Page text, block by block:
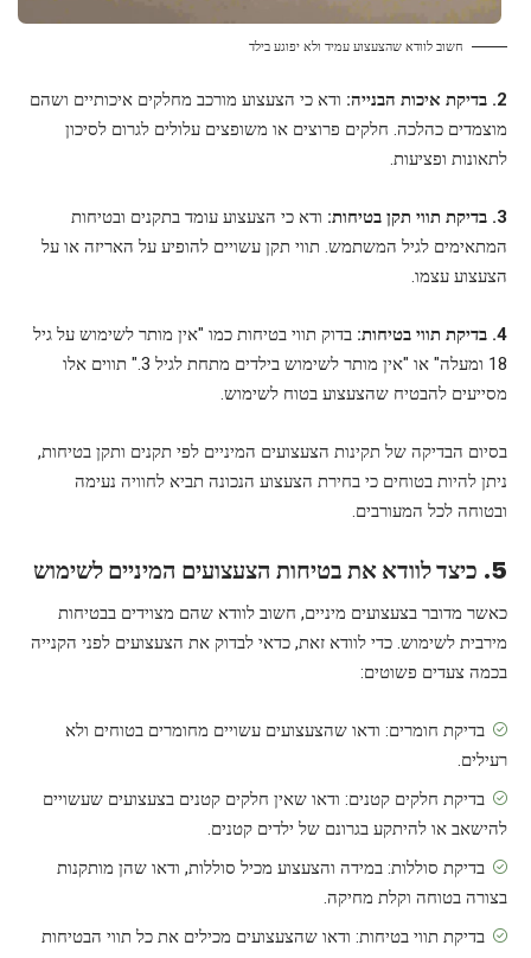
חשוב לוודא שהצעצוע עמיד ולא יפוגע בילד
2. בדיקת איכות הבנייה:
ודא כי הצעצוע מורכב מחלקים איכותיים ושהם
מוצמדים כהלכה. חלקים פרוצים או משופצים עלולים לגרום לסיכון
לתאונות ופציעות.
3. בדיקת תווי תקן בטיחות:
ודא כי הצעצוע עומד בתקנים ובטיחות
המתאימים לגיל המשתמש. תווי תקן עשויים להופיע על האריזה או על
הצעצוע עצמו.
4. בדיקת תווי בטיחות:
בדוק תווי בטיחות כמו "אין מותר לשימוש על גיל
18 ומעלה" או "אין מותר לשימוש בילדים מתחת לגיל 3." תווים אלו
מסייעים להבטיח שהצעצוע בטוח לשימוש.
בסיום הבדיקה של תקינות הצעצועים המיניים לפי תקנים ותקן בטיחות,
ניתן להיות בטוחים כי בחירת הצעצוע הנכונה תביא לחוויה נעימה
ובטוחה לכל המעורבים.
5. כיצד לוודא את בטיחות הצעצועים המיניים לשימוש
כאשר מדובר בצעצועים מיניים, חשוב לוודא שהם מצוידים בבטיחות
מירבית לשימוש. כדי לוודא זאת, כדאי לבדוק את הצעצועים לפני הקנייה
בכמה צעדים פשוטים:
בדיקת חומרים: ודאו שהצעצועים עשויים מחומרים בטוחים ולא
רעילים.
בדיקת חלקים קטנים: ודאו שאין חלקים קטנים בצעצועים שעשויים
להישאב או להיתקע בגרונם של ילדים קטנים.
בדיקת סוללות: במידה והצעצוע מכיל סוללות, ודאו שהן מותקנות
בצורה בטוחה וקלת מחיקה.
בדיקת תווי בטיחות: ודאו שהצעצועים מכילים את כל תווי הבטיחות